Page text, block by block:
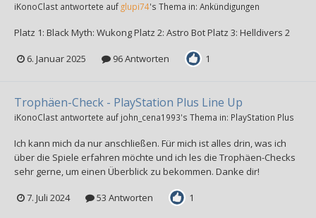
iKonoClast antwortete auf glupi74's Thema in: Ankündigungen
Platz 1: Black Myth: Wukong Platz 2: Astro Bot Platz 3: Helldivers 2
6. Januar 2025 96 Antworten 1
Trophäen-Check - PlayStation Plus Line Up
iKonoClast antwortete auf john_cena1993's Thema in: PlayStation Plus
Ich kann mich da nur anschließen. Für mich ist alles drin, was ich
über die Spiele erfahren möchte und ich les die Trophäen-Checks
sehr gerne, um einen Überblick zu bekommen. Danke dir!
7. Juli 2024 53 Antworten 1